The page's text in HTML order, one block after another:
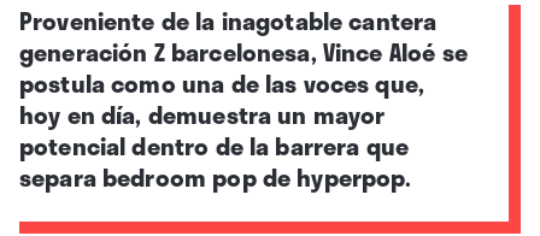
Proveniente de la inagotable cantera
generación Z barcelonesa, Vince Aloé se
postula como una de las voces que,
hoy en día, demuestra un mayor
potencial dentro de la barrera que
separa bedroom pop de hyperpop.